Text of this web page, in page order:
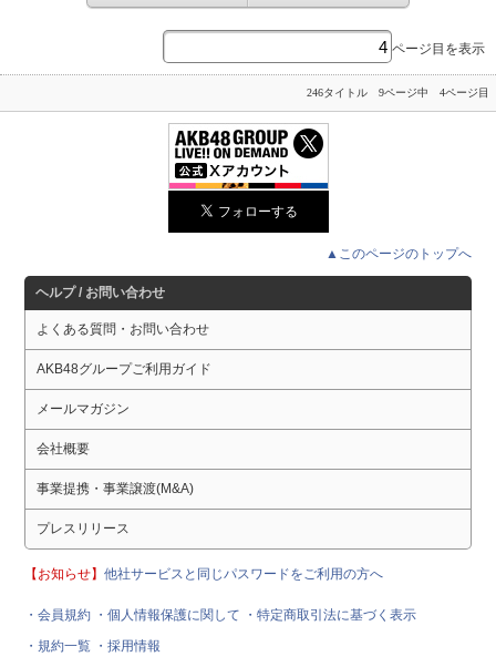
ページ目を表示
246タイトル 9ページ中 4ページ目
▲このページのトップへ
ヘルプ / お問い合わせ
よくある質問・お問い合わせ
AKB48グループご利用ガイド
メールマガジン
会社概要
事業提携・事業譲渡(M&A)
プレスリリース
【お知らせ】他社サービスと同じパスワードをご利用の方へ
・会員規約 ・個人情報保護に関して
・特定商取引法に基づく表示
・規約一覧 ・採用情報